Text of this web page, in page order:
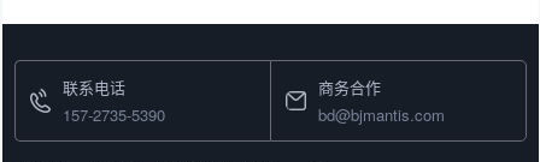
联系电话
157-2735-5390
商务合作
bd@bjmantis.com